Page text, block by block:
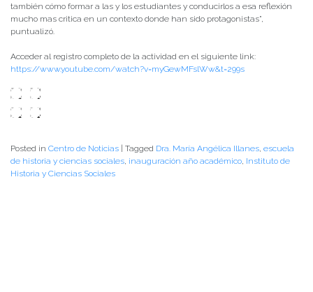
también cómo formar a las y los estudiantes y conducirlos a esa reflexión
mucho mas critica en un contexto donde han sido protagonistas”,
puntualizó.
Acceder al registro completo de la actividad en el siguiente link:
https://www.youtube.com/watch?v=myGewMFslWw&t=299s
Posted in Centro de Noticias | Tagged Dra. María Angélica Illanes escuela
de historia y ciencias sociales inauguración año académico Instituto de
Historia y Ciencias Sociales